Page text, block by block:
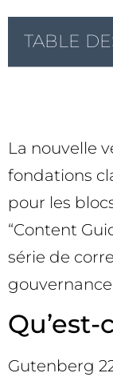
TABLE
La nouvelle
fondations
pour les
“Content
série de
Gutenberg